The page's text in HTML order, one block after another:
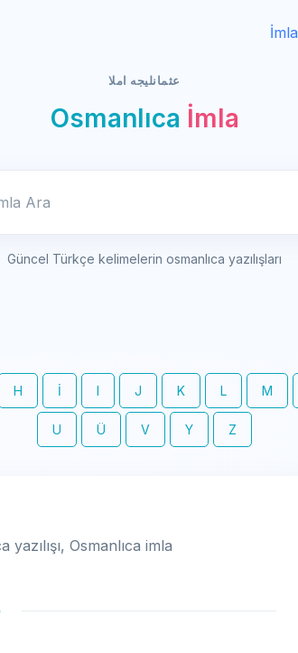
İmla
عثمانليجه املا
Osmanlıca İmla
Güncel Türkçe kelimelerin osmanlıca yazılışları
H İ I J K L M
U Ü V Y Z
Osmanlıca imla